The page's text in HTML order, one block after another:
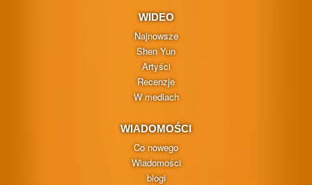
WIDEO
Najnowsze
Shen Yun
Artyści
Recenzje
W mediach
WIADOMOŚCI
Co nowego
Wiadomości
blogi